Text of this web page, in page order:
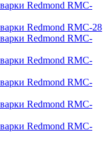
Redmond RMC-
Redmond RMC-28
Redmond RMC-
Redmond RMC-
Redmond RMC-
Redmond RMC-
Redmond RMC-